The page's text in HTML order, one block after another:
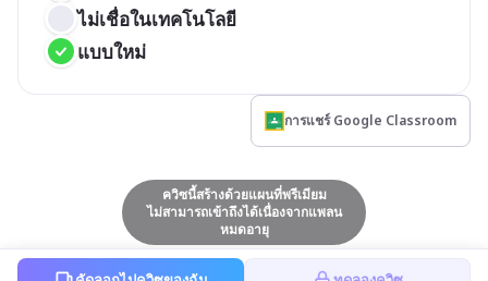
ไม่เชื่อในเทคโนโลยี
แบบใหม่
การแชร์ Google Classroom
ควิซนี้สร้างด้วยแผนที่พรีเมียม
ไม่สามารถเข้าถึงได้เนื่องจากแพลน
หมดอายุ